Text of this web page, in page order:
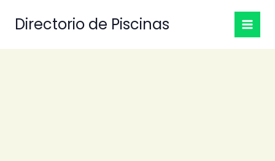
Directorio de Piscinas